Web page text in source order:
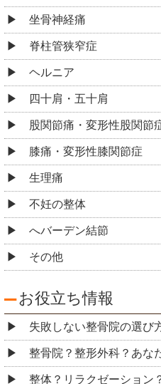
坐骨神経痛
脊柱管狭窄症
ヘルニア
四十肩・五十肩
股関節痛・変形性股関節
膝痛・変形性膝関節症
生理痛
不妊の整体
へバーデン結節
その他
お役立ち情報
失敗しない整骨院の選び
整骨院？整形外科？あな
整体？リラクゼーション